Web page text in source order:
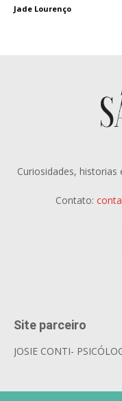
Jade Lourenço
Curiosidades,
Contato:
Site parceiro
JOSIE CONTI-